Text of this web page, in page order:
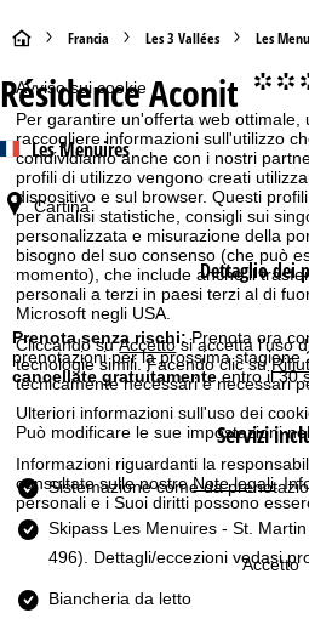
Avviso sui cookie
Per garantire un'offerta web ottimale,
raccogliere informazioni sull'utilizzo
condividiamo anche con i nostri
profili di utilizzo vengono creati
dispositivo e sul browser. Questi
per analisi statistiche, consigli sui
personalizzata e misurazione della
bisogno del suo consenso (che può
momento), che include anche il
personali a terzi in paesi terzi al di
Microsoft negli USA.
Cliccando suAccettosi accetta l'uso
tecnologie simili. Facendo clic su
tecnicamente necessari e necessari
Ulteriori informazioni sull'uso dei
Può modificare le sue impostazioni
Informazioni riguardanti la
consultate sulle nostreNote legali.
personali e i Suoi diritti possono
Accetto
H
o
m
e
p
a
g
e
Francia Les 3 Vallées Les
Résidence Aconit
Les Menuires
Cartina
Dettaglio dei
Prenota senza rischi: Prenota ora
prenotazioni per la prossima stagione
cancellate gratuitamenteentro il 30
Servizi
Sistemazione come da
Skipass Les Menuires - St. Martin
496). Dettagli/eccezioni vedasi
Biancheria da letto